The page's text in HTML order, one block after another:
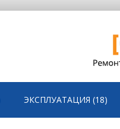
ЭКСПЛУАТАЦИЯ (18)